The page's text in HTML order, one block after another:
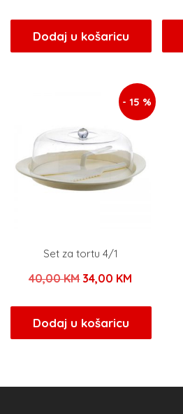
bila
je:
je:
3,82 KM.
Dodaj u košaricu
- 15 %
Set za tortu 4/1
40,00KM Izvorna
bila
je:
34,00 KM
34,00 KM.
Dodaj u košaricu